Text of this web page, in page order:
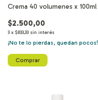
Crema 40 volumenes x 100ml
$2.500,00
3 x $833,33 sin interés
¡No te lo pierdas, quedan pocos!